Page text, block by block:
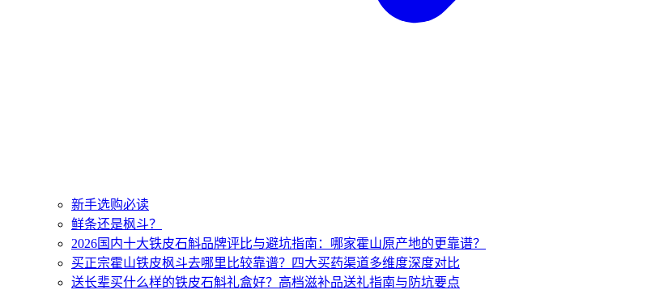
新手选购必读
鲜条还是枫斗？
2026国内十大铁皮石斛品牌评比与避坑指南：哪家霍山原产地的更靠谱？
买正宗霍山铁皮枫斗去哪里比较靠谱？四大买药渠道多维度深度对比
送长辈买什么样的铁皮石斛礼盒好？高档滋补品送礼指南与防坑要点